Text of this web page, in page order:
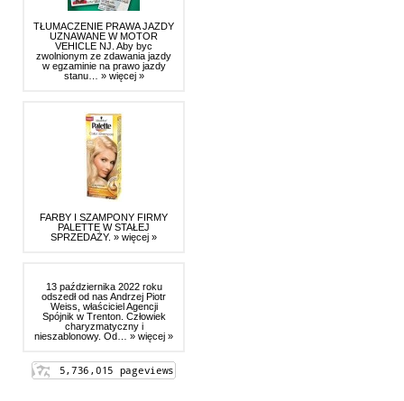
TŁUMACZENIE PRAWA JAZDY
UZNAWANE W MOTOR
VEHICLE NJ. Aby byc
zwolnionym ze zdawania jazdy
w egzaminie na prawo jazdy
stanu… » więcej »
FARBY I SZAMPONY FIRMY
PALETTE W STAŁEJ
SPRZEDAŻY. » więcej »
13 października 2022 roku
odszedł od nas Andrzej Piotr
Weiss, właściciel Agencji
Spójnik w Trenton. Człowiek
charyzmatyczny i
nieszablonowy. Od… » więcej »